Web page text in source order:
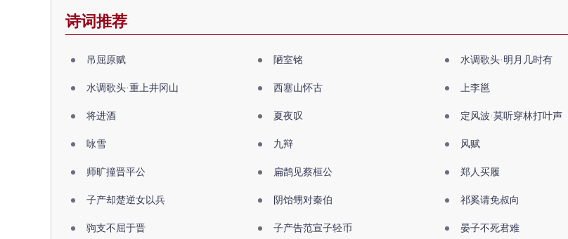
诗词推荐
吊屈原赋 陋室铭 水调歌头·明月几时有
水调歌头·重上井冈山 西塞山怀古 上李邕
将进酒 夏夜叹 定风波·莫听穿林打叶声
咏雪 九辩 风赋
师旷撞晋平公 扁鹊见蔡桓公 郑人买履
子产却楚逆女以兵 阴饴甥对秦伯 祁奚请免叔向
驹支不屈于晋 子产告范宣子轻币 晏子不死君难